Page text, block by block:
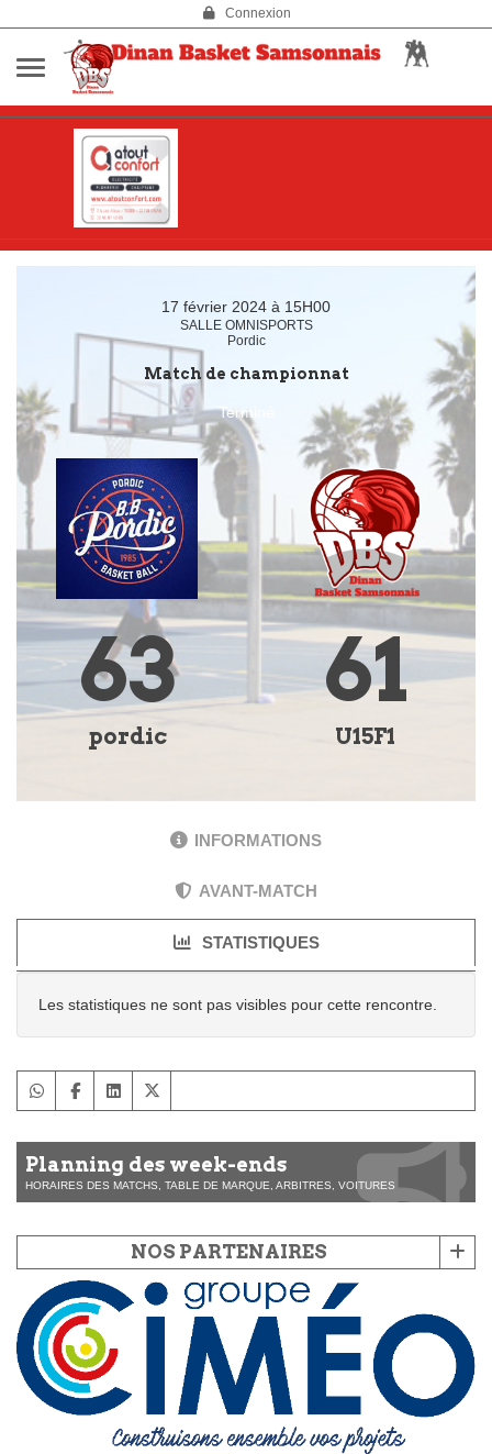
Connexion
17 février 2024 à 15H00
SALLE OMNISPORTS
Pordic
Match de championnat
Terminé
63 61
pordic U15F1
INFORMATIONS
AVANT-MATCH
STATISTIQUES
Les statistiques ne sont pas visibles pour cette rencontre.
Planning des week-ends
HORAIRES DES MATCHS, TABLE DE MARQUE, ARBITRES, VOITURES
NOS PARTENAIRES
Panneau de gestion des cookies